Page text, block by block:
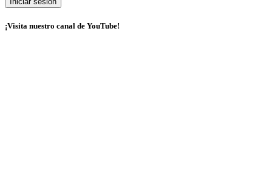
¡Visita nuestro canal de YouTube!